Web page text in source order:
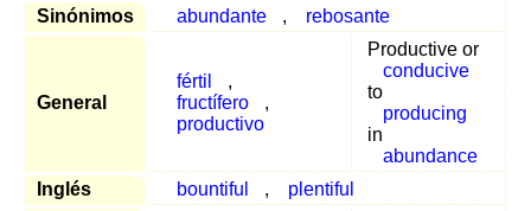
Sinónimos
abundante , rebosante
General
fértil
,
fructífero
,
productivo
Productive or
conducive
to
producing
in
abundance
Inglés
bountiful , plentiful